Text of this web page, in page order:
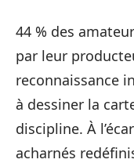
44 % des
par leur
reconnaissance
à dessiner la
discipline. À
acharnés